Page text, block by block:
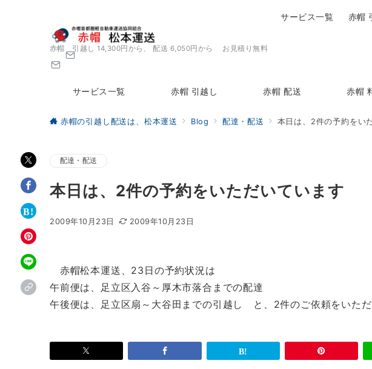
赤帽 引越し 14,300円から、 配送 6,050円から お見積り無料
サービス一覧 赤帽 引越し 赤帽 配送 赤帽
サービス一覧 赤帽
赤帽の引越し配送は、松本運送 Blog 配達・配送 本日は、2件の予約をい
配達・配送
本日は、2件の予約をいただいています
2009年10月23日 2009年10月23日
赤帽松本運送、23日の予約状況は
午前便は、足立区入谷～厚木市落合までの配達
午後便は、足立区扇～大谷田までの引越し と、2件のご依頼をいた